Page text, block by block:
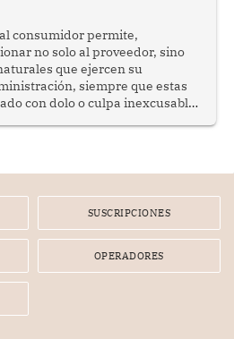
consumidor permite,
no solo al proveedor, sino
que ejercen su
siempre que estas
con dolo o culpa inexcusable
de un meet and greet con
SUSCRIPCIONES
OPERADORES